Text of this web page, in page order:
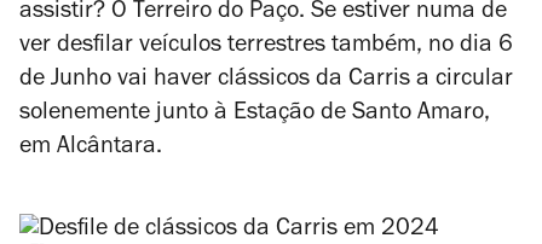
assistir? O Terreiro do Paço. Se estiver numa de
ver desfilar veículos terrestres também, no dia 6
de Junho vai haver clássicos da Carris a circular
solenemente junto à Estação de Santo Amaro,
em Alcântara.